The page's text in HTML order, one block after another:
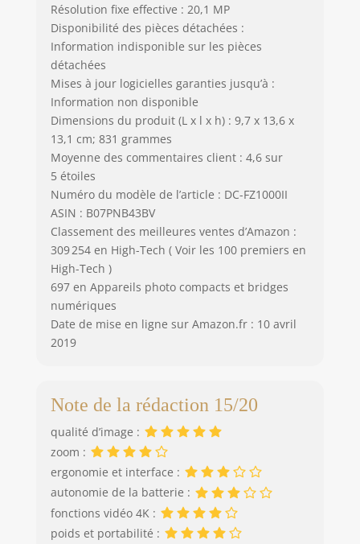
Résolution fixe effective : 20,1 MP
Disponibilité des pièces détachées :
Information indisponible sur les pièces
détachées
Mises à jour logicielles garanties jusqu’à :
Information non disponible
Dimensions du produit (L x l x h) : 9,7 x 13,6 x
13,1 cm; 831 grammes
Moyenne des commentaires client : 4,6 sur
5 étoiles
Numéro du modèle de l’article : DC-FZ1000II
ASIN : B07PNB43BV
Classement des meilleures ventes d’Amazon :
309 254 en High-Tech ( Voir les 100 premiers en
High-Tech )
697 en Appareils photo compacts et bridges
numériques
Date de mise en ligne sur Amazon.fr : 10 avril
2019
Note de la rédaction 15/20
qualité d’image :
zoom :
ergonomie et interface :
autonomie de la batterie :
fonctions vidéo 4K :
poids et portabilité :